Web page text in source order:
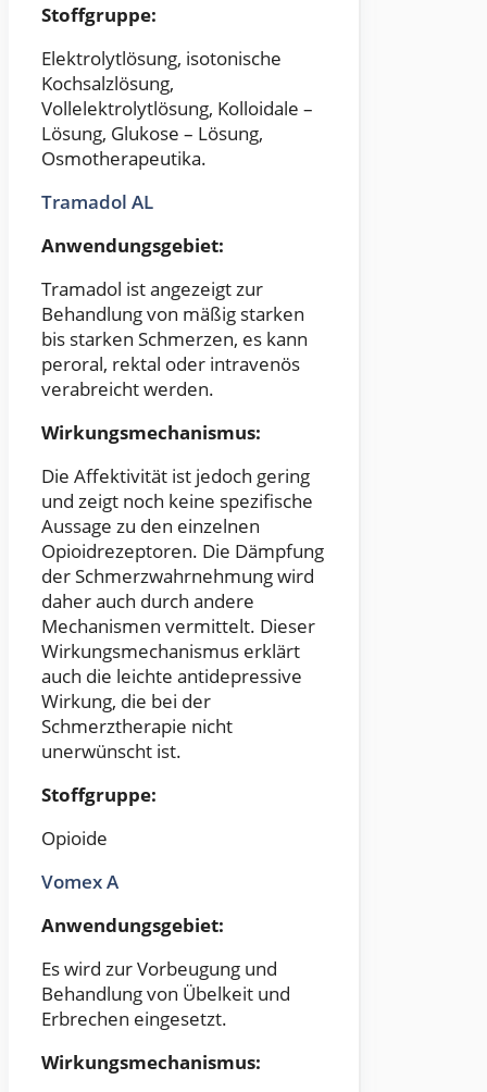
Stoffgruppe:
Elektrolytlösung, isotonische
Kochsalzlösung,
Vollelektrolytlösung, Kolloidale –
Lösung, Glukose – Lösung,
Osmotherapeutika.
Tramadol AL
Anwendungsgebiet:
Tramadol ist angezeigt zur
Behandlung von mäßig starken
bis starken Schmerzen, es kann
peroral, rektal oder intravenös
verabreicht werden.
Wirkungsmechanismus:
Die Affektivität ist jedoch gering
und zeigt noch keine spezifische
Aussage zu den einzelnen
Opioidrezeptoren. Die Dämpfung
der Schmerzwahrnehmung wird
daher auch durch andere
Mechanismen vermittelt. Dieser
Wirkungsmechanismus erklärt
auch die leichte antidepressive
Wirkung, die bei der
Schmerztherapie nicht
unerwünscht ist.
Stoffgruppe:
Opioide
Vomex A
Anwendungsgebiet:
Es wird zur Vorbeugung und
Behandlung von Übelkeit und
Erbrechen eingesetzt.
Wirkungsmechanismus: